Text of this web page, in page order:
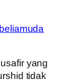
yang
tidak